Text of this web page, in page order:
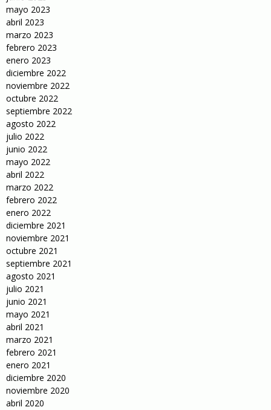
mayo 2023
abril 2023
marzo 2023
febrero 2023
enero 2023
diciembre 2022
noviembre 2022
octubre 2022
septiembre 2022
agosto 2022
julio 2022
junio 2022
mayo 2022
abril 2022
marzo 2022
febrero 2022
enero 2022
diciembre 2021
noviembre 2021
octubre 2021
septiembre 2021
agosto 2021
julio 2021
junio 2021
mayo 2021
abril 2021
marzo 2021
febrero 2021
enero 2021
diciembre 2020
noviembre 2020
abril 2020